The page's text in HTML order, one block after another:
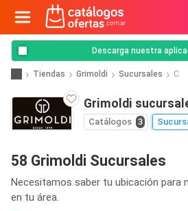
Descarga nuestra
Tiendas Grimoldi Sucursales C
Grimoldi
Catálogos 3
58 Grimoldi Sucursales
Necesitamos saber tu ubicación para
en tu área.